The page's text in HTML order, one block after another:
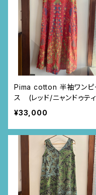
Pima cotton 半袖ワンピ
ス (レッド/ニャンドゥティ
柄)
¥33,000